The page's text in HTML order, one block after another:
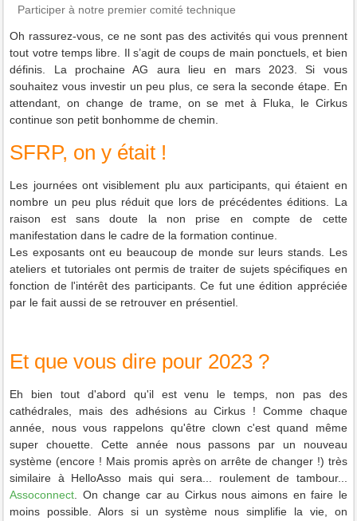
Participer à notre premier comité technique
Oh rassurez-vous, ce ne sont pas des activités qui vous prennent
tout votre temps libre. Il s’agit de coups de main ponctuels, et bien
définis. La prochaine AG aura lieu en mars 2023. Si vous
souhaitez vous investir un peu plus, ce sera la seconde étape. En
attendant, on change de trame, on se met à Fluka, le Cirkus
continue son petit bonhomme de chemin.
SFRP, on y était !
Les journées ont visiblement plu aux participants, qui étaient en
nombre un peu plus réduit que lors de précédentes éditions. La
raison est sans doute la non prise en compte de cette
manifestation dans le cadre de la formation continue.
Les exposants ont eu beaucoup de monde sur leurs stands. Les
ateliers et tutoriales ont permis de traiter de sujets spécifiques en
fonction de l'intérêt des participants. Ce fut une édition appréciée
par le fait aussi de se retrouver en présentiel.
Et que vous dire pour 2023 ?
Eh bien tout d'abord qu'il est venu le temps, non pas des
cathédrales, mais des adhésions au Cirkus ! Comme chaque
année, nous vous rappelons qu'être clown c'est quand même
super chouette. Cette année nous passons par un nouveau
système (encore ! Mais promis après on arrête de changer !) très
similaire à HelloAsso mais qui sera... roulement de tambour...
Assoconnect . On change car au Cirkus nous aimons en faire le
moins possible. Alors si un système nous simplifie la vie, on